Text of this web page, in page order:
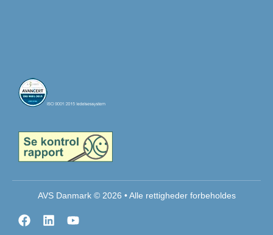
AVS Danmark © 2026 • Alle rettigheder forbeholdes